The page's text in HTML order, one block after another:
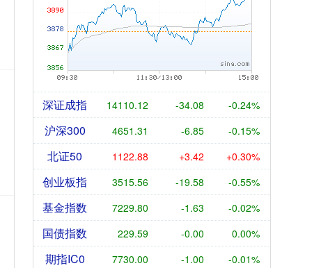
深证成指 14110.12 -34.08 -0.24%
沪深300 4651.31 -6.85 -0.15%
北证50 1122.88 +3.42 +0.30%
创业板指 3515.56 -19.58 -0.55%
基金指数 7229.80 -1.63 -0.02%
国债指数 229.59 -0.00 0.00%
期指IC0 7730.00 -1.00 -0.01%